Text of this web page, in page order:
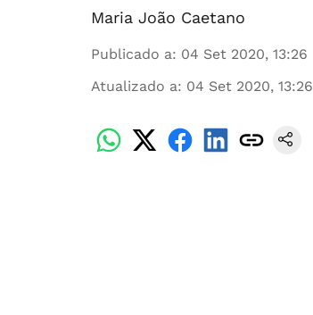
Maria João Caetano
Publicado a: 04 Set 2020, 13:26
Atualizado a: 04 Set 2020, 13:26